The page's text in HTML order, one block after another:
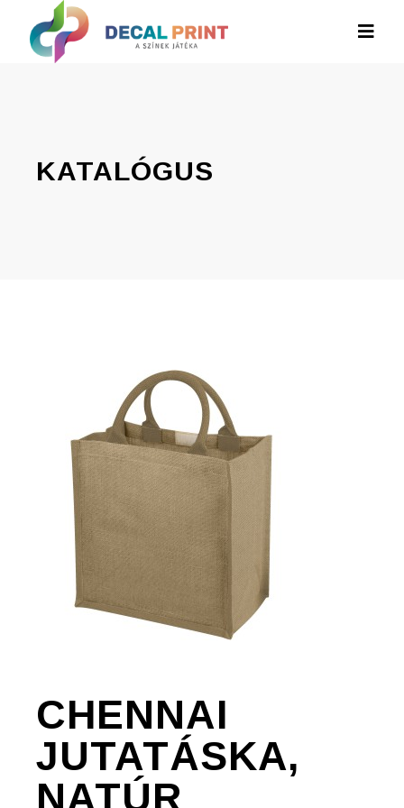
KATALÓGUS
CHENNAI
JUTATÁSKA,
NATÚR